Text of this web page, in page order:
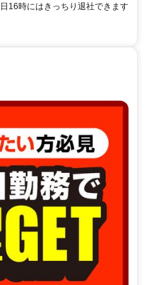
16時にはきっちり退社できます